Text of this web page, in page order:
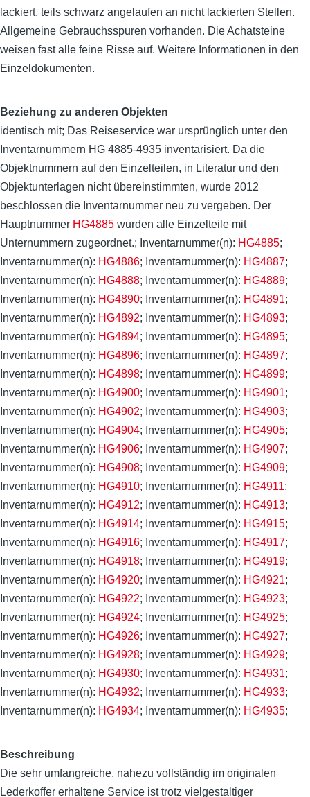
lackiert, teils schwarz angelaufen an nicht lackierten Stellen.
Allgemeine Gebrauchsspuren vorhanden. Die Achatsteine
weisen fast alle feine Risse auf. Weitere Informationen in den
Einzeldokumenten.
Beziehung zu anderen Objekten
identisch mit; Das Reiseservice war ursprünglich unter den
Inventarnummern HG 4885-4935 inventarisiert. Da die
Objektnummern auf den Einzelteilen, in Literatur und den
Objektunterlagen nicht übereinstimmten, wurde 2012
beschlossen die Inventarnummer neu zu vergeben. Der
Hauptnummer HG4885 wurden alle Einzelteile mit
Unternummern zugeordnet.; Inventarnummer(n): HG4885;
Inventarnummer(n): HG4886; Inventarnummer(n): HG4887;
Inventarnummer(n): HG4888; Inventarnummer(n): HG4889;
Inventarnummer(n): HG4890; Inventarnummer(n): HG4891;
Inventarnummer(n): HG4892; Inventarnummer(n): HG4893;
Inventarnummer(n): HG4894; Inventarnummer(n): HG4895;
Inventarnummer(n): HG4896; Inventarnummer(n): HG4897;
Inventarnummer(n): HG4898; Inventarnummer(n): HG4899;
Inventarnummer(n): HG4900; Inventarnummer(n): HG4901;
Inventarnummer(n): HG4902; Inventarnummer(n): HG4903;
Inventarnummer(n): HG4904; Inventarnummer(n): HG4905;
Inventarnummer(n): HG4906; Inventarnummer(n): HG4907;
Inventarnummer(n): HG4908; Inventarnummer(n): HG4909;
Inventarnummer(n): HG4910; Inventarnummer(n): HG4911;
Inventarnummer(n): HG4912; Inventarnummer(n): HG4913;
Inventarnummer(n): HG4914; Inventarnummer(n): HG4915;
Inventarnummer(n): HG4916; Inventarnummer(n): HG4917;
Inventarnummer(n): HG4918; Inventarnummer(n): HG4919;
Inventarnummer(n): HG4920; Inventarnummer(n): HG4921;
Inventarnummer(n): HG4922; Inventarnummer(n): HG4923;
Inventarnummer(n): HG4924; Inventarnummer(n): HG4925;
Inventarnummer(n): HG4926; Inventarnummer(n): HG4927;
Inventarnummer(n): HG4928; Inventarnummer(n): HG4929;
Inventarnummer(n): HG4930; Inventarnummer(n): HG4931;
Inventarnummer(n): HG4932; Inventarnummer(n): HG4933;
Inventarnummer(n): HG4934; Inventarnummer(n): HG4935;
Beschreibung
Die sehr umfangreiche, nahezu vollständig im originalen
Lederkoffer erhaltene Service ist trotz vielgestaltiger